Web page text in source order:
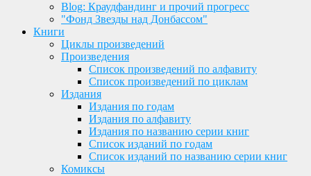
Blog: Краудфандинг и прочий прогресс
"Фонд Звезды над Донбассом"
Книги
Циклы произведений
Произведения
Список произведений по алфавиту
Список произведений по циклам
Издания
Издания по годам
Издания по алфавиту
Издания по названию серии книг
Список изданий по годам
Список изданий по названию серии книг
Комиксы